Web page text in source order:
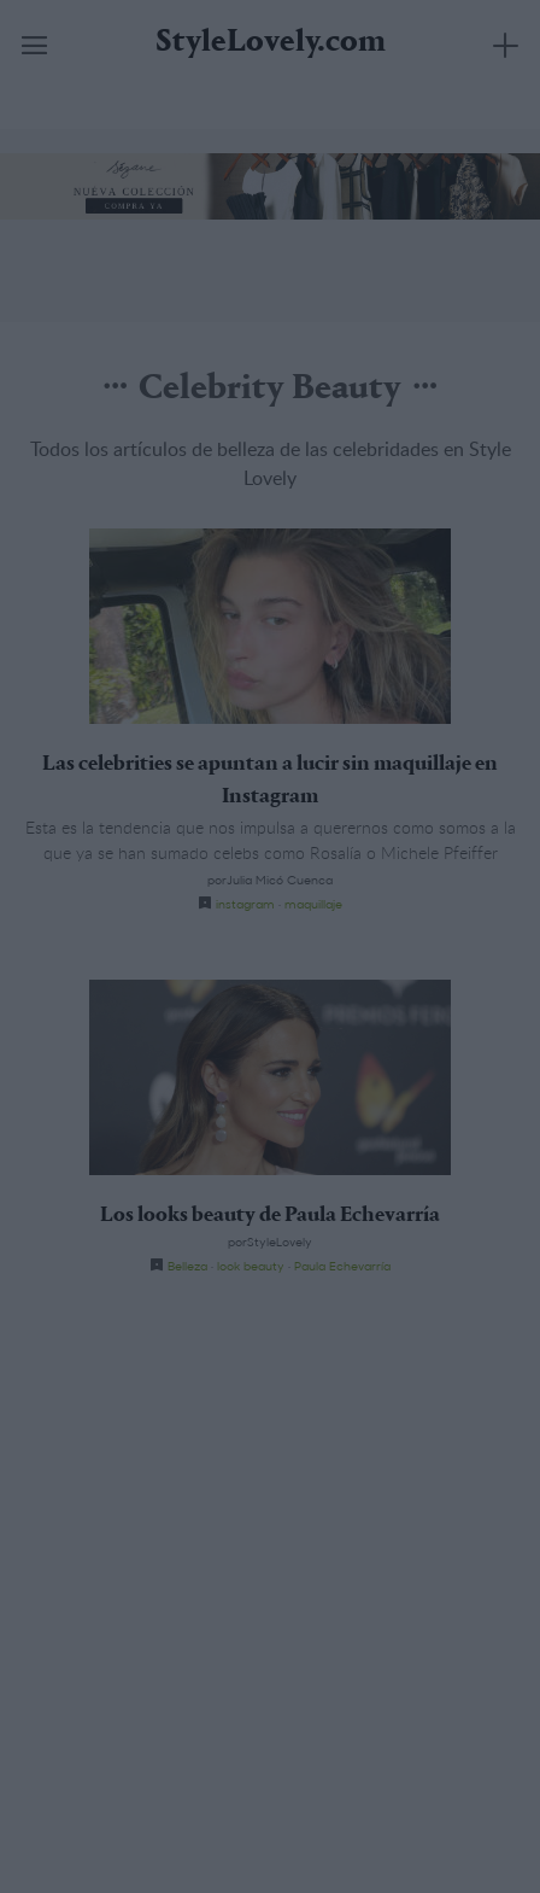
contenido
StyleLovely.com
Celebrity Beauty
Todos los artículos de belleza de las celebridades en Style
Lovely
Las celebrities se apuntan a lucir sin maquillaje en
Instagram
Esta es la tendencia que nos impulsa a querernos como somos a la
que ya se han sumado celebs como Rosalía o Michele Pfeiffer
porJulia Micó Cuenca
instagram
maquillaje
Los looks beauty de Paula Echevarría
porStyleLovely
Belleza
look beauty Paula Echevarría